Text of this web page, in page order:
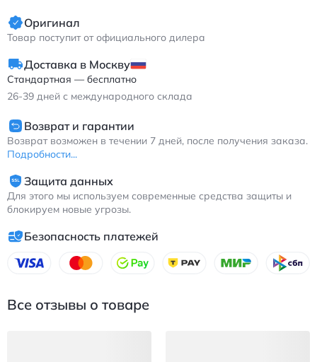
Подходят для весенне-летнего сезона благодаря
продуманной вентиляции. Идеальны для бегунов, ценящих
сочетание инновационных технологий и практичного
дизайна.
Асикс GEL-NIMBUS 27 мужские кроссовки для бега с
Оригинал
Товар поступит от официального дилера
Доставка в Москву
Стандартная — бесплатно
26-39 дней с международного склада
Возврат и гарантии
Возврат возможен в течении 7 дней, после получения заказа.
Подробности...
Защита данных
Для этого мы используем современные средства защиты и
блокируем новые угрозы.
Безопасность платежей
Все отзывы о товаре